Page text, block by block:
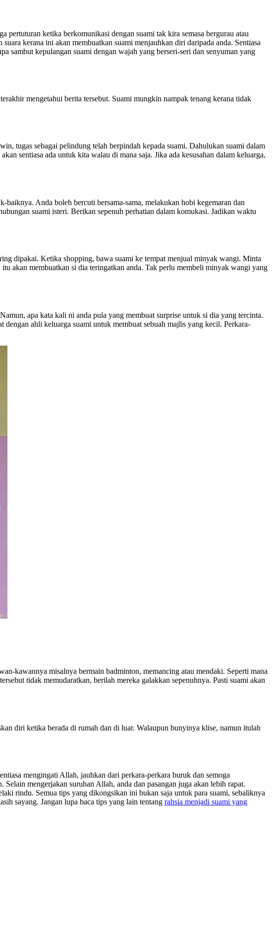
pertuturan ketika berkomunikasi dengan suami tak kira semasa bergurau atau
kerana ini akan membuatkan suami menjauhkan diri daripada anda. Sentiasa
sambut kepulangan suami dengan wajah yang berseri-seri dan senyuman yang
mengetahui berita tersebut. Suami mungkin nampak tenang kerana tidak
tugas sebagai pelindung telah berpindah kepada suami. Dahulukan suami dalam
sentiasa ada untuk kita walau di mana saja. Jika ada kesusahan dalam keluarga,
baiknya. Anda boleh bercuti bersama-sama, melakukan hobi kegemaran dan
suami isteri. Berikan sepenuh perhatian dalam komukasi. Jadikan waktu
dipakai. Ketika shopping, bawa suami ke tempat menjual minyak wangi. Minta
akan membuatkan si dia teringatkan anda. Tak perlu membeli minyak wangi yang
apa kata kali ni anda pula yang membuat surprise untuk si dia yang tercinta.
ahli keluarga suami untuk membuat sebuah majlis yang kecil. Perkara-
kawannya misalnya bermain badminton, memancing atau mendaki. Seperti mana
tidak memudaratkan, berilah mereka galakkan sepenuhnya. Pasti suami akan
diri ketika berada di rumah dan di luar. Walaupun bunyinya klise, namun itulah
mengingati Allah, jauhkan dari perkara-perkara buruk dan semoga
mengerjakan suruhan Allah, anda dan pasangan juga akan lebih rapat.
rindu. Semua tips yang dikongsikan ini bukan saja untuk para suami, sebaliknya
sayang. Jangan lupa baca tips yang lain tentang rahsia menjadi suami yang